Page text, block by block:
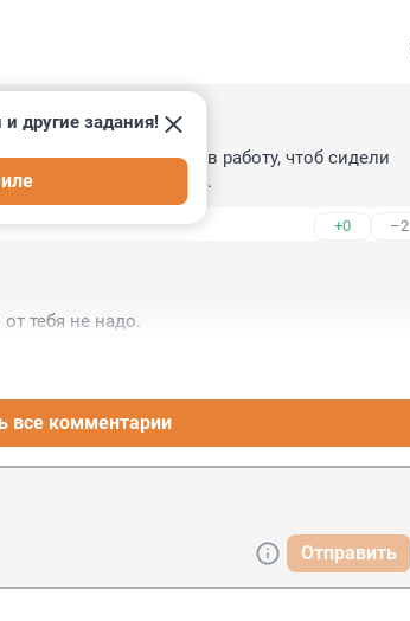
запустить закон в работу, чтоб сидели
и не высовывались.
+0 –2
другие задания!
тебя не надо.
все комментарии
Отправить